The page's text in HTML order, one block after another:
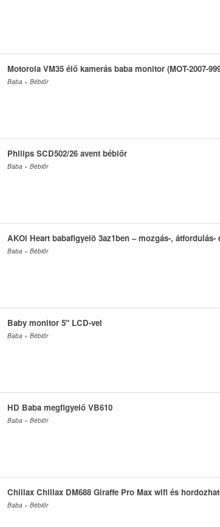
Motorola VM35 élő kamerás baba monitor (MOT-2007-
Baba » Bébiőr
Philips SCD502/26 avent bébiőr
Baba » Bébiőr
AKOi Heart babafigyelõ 3az1ben – mozgás-, átfordulás-
Baba » Bébiőr
Baby monitor 5" LCD-vel
Baba » Bébiőr
HD Baba megfigyelő VB610
Baba » Bébiőr
Chillax Chillax DM688 Giraffe Pro Max wifi és
Baba » Bébiőr